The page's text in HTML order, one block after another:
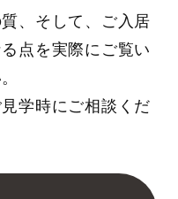
、そして、ご入居
点を実際にご覧い
学時にご相談くだ